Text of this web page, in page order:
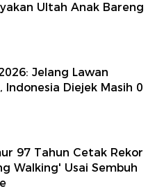
Ultah Anak Bareng
Jelang Lawan
Indonesia Diejek Masih 0
97 Tahun Cetak Rekor
Walking' Usai Sembuh